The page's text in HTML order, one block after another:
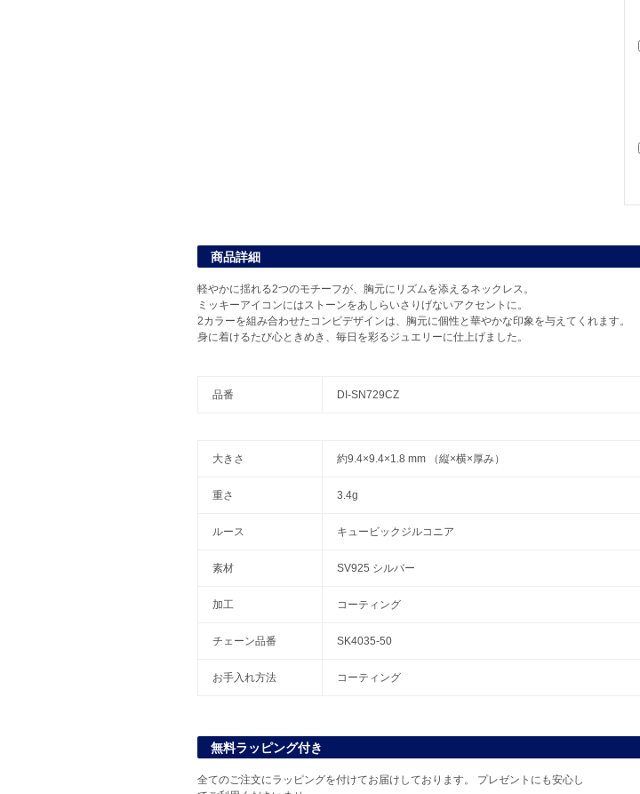
商品詳細
軽やかに揺れる2つのモチーフが、胸元にリズムを添えるネックレス。
ミッキーアイコンにはストーンをあしらいさりげないアクセントに。
2カラーを組み合わせたコンビデザインは、胸元に個性と華やかな印象を与えてくれます。
身に着けるたび心ときめき、毎日を彩るジュエリーに仕上げました。
品番 DI-SN729CZ
大きさ 約9.4×9.4×1.8 mm （縦×横×厚み）
重さ 3.4g
ルース キュービックジルコニア
素材 SV925 シルバー
加工 コーティング
チェーン品番 SK4035-50
お手入れ方法 コーティング
無料ラッピング付き
全てのご注文にラッピングを付けてお届けしております。 プレゼントにも安心し